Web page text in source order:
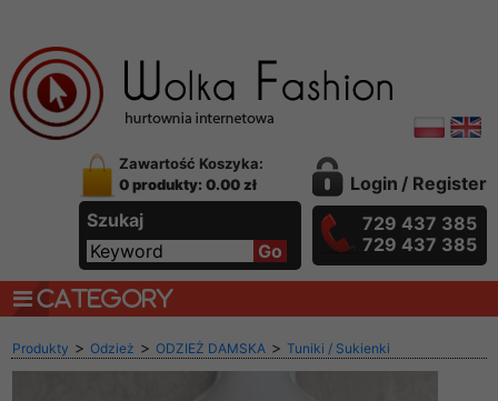
Zawartość Koszyka:
0 produkty: 0.00 zł
Szukaj
Login / Register
729 437 385
729 437 385
CATEGORY
Produkty > Odzież > ODZIEŻ DAMSKA > Tuniki / Sukienki